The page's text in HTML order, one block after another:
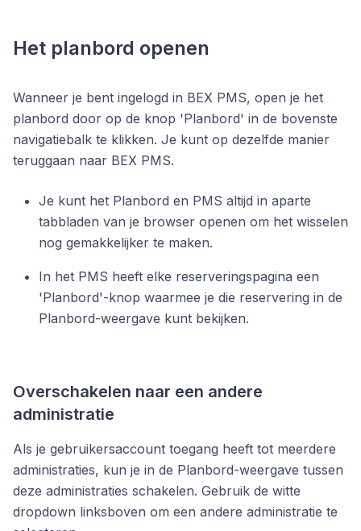
Het planbord openen
Wanneer je bent ingelogd in BEX PMS, open je het
planbord door op de knop 'Planbord' in de bovenste
navigatiebalk te klikken. Je kunt op dezelfde manier
teruggaan naar BEX PMS.
Je kunt het Planbord en PMS altijd in aparte
tabbladen van je browser openen om het wisselen
nog gemakkelijker te maken.
In het PMS heeft elke reserveringspagina een
'Planbord'-knop waarmee je die reservering in de
Planbord-weergave kunt bekijken.
Overschakelen naar een andere
administratie
Als je gebruikersaccount toegang heeft tot meerdere
administraties, kun je in de Planbord-weergave tussen
deze administraties schakelen. Gebruik de witte
dropdown linksboven om een andere administratie te